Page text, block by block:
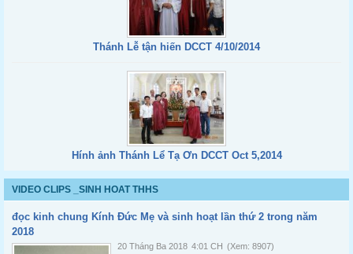
Thánh Lễ tận hiến DCCT 4/10/2014
Hính ảnh Thánh Lể Tạ Ơn DCCT Oct 5,2014
VIDEO CLIPS _SINH HOAT THHS
đọc kinh chung Kính Đức Mẹ và sinh hoạt lần thứ 2 trong năm
2018
20 Tháng Ba 2018 4:01 CH (Xem: 8907)